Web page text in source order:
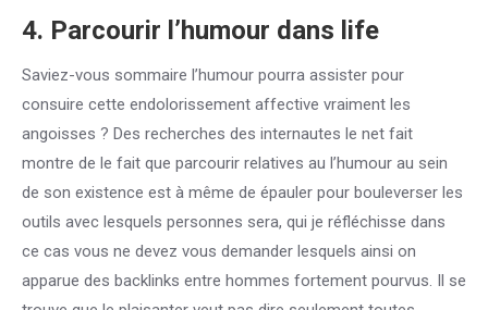
4. Parcourir l’humour dans life
Saviez-vous sommaire l’humour pourra assister pour
consuire cette endolorissement affective vraiment les
angoisses ? Des recherches des internautes le net fait
montre de le fait que parcourir relatives au l’humour au sein
de son existence est à même de épauler pour bouleverser les
outils avec lesquels personnes sera, qui je réfléchisse dans
ce cas vous ne devez vous demander lesquels ainsi on
apparue des backlinks entre hommes fortement pourvus. Il se